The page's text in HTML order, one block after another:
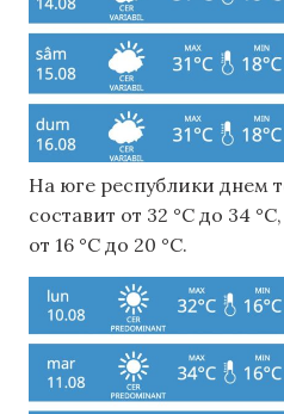
На юге республики днем
составит от 32 °C до 34
от 16 °C до 20 °C.